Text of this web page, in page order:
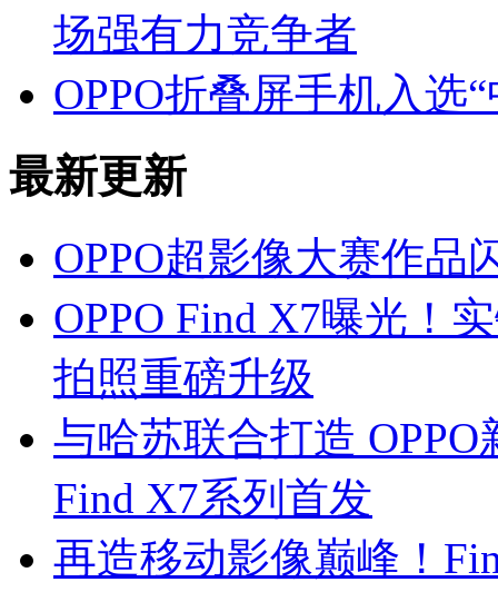
场强有力竞争者
OPPO折叠屏手机入选
最新更新
OPPO超影像大赛作品
OPPO Find X7曝光！
拍照重磅升级
与哈苏联合打造
Find X7系列首发
再造移动影像巅峰！